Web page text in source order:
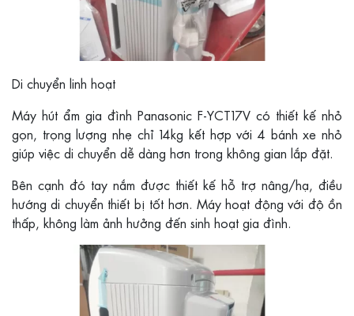
Di chuyển linh hoạt
Máy hút ẩm gia đình Panasonic F-YCT17V có thiết kế nhỏ
gọn, trọng lượng nhẹ chỉ 14kg kết hợp với 4 bánh xe nhỏ
giúp việc di chuyển dễ dàng hơn trong không gian lắp đặt.
Bên cạnh đó tay nắm được thiết kế hỗ trợ nâng/hạ, điều
hướng di chuyển thiết bị tốt hơn. Máy hoạt động với độ ồn
thấp, không làm ảnh hưởng đến sinh hoạt gia đình.